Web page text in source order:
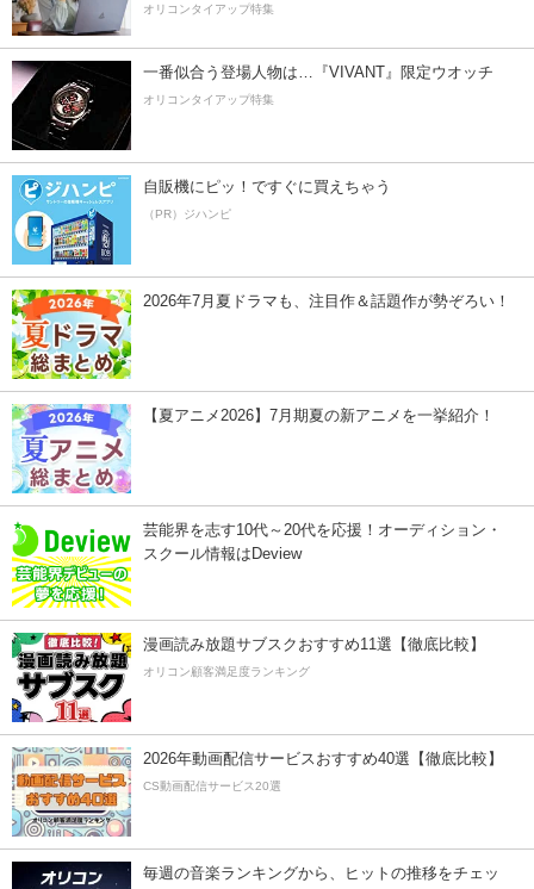
オリコンタイアップ特集
一番似合う登場人物は…『VIVANT』限定ウオッチ
オリコンタイアップ特集
自販機にピッ！ですぐに買えちゃう
（PR）ジハンピ
2026年7月夏ドラマも、注目作＆話題作が勢ぞろい！
【夏アニメ2026】7月期夏の新アニメを一挙紹介！
芸能界を志す10代～20代を応援！オーディション・
スクール情報はDeview
漫画読み放題サブスクおすすめ11選【徹底比較】
オリコン顧客満足度ランキング
2026年動画配信サービスおすすめ40選【徹底比較】
CS動画配信サービス20選
毎週の音楽ランキングから、ヒットの推移をチェッ